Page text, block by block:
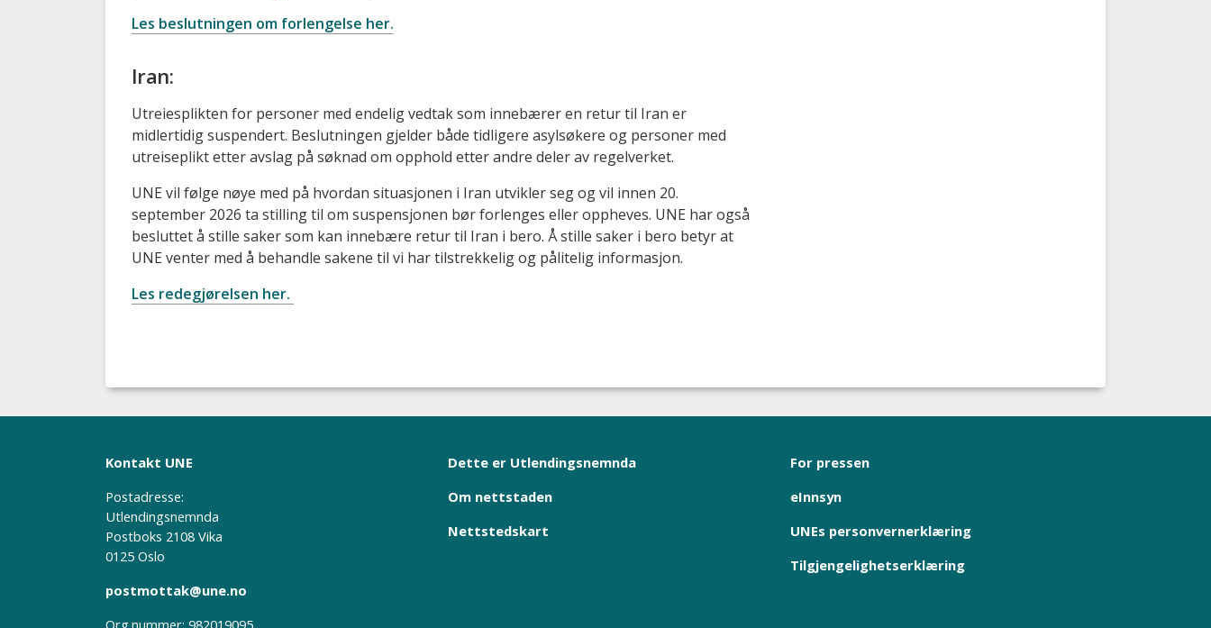
Les beslutningen om forlengelse her.
Iran:
Utreiesplikten for personer med endelig vedtak som innebærer en retur til Iran er
midlertidig suspendert. Beslutningen gjelder både tidligere asylsøkere og personer med
utreiseplikt etter avslag på søknad om opphold etter andre deler av regelverket.
UNE vil følge nøye med på hvordan situasjonen i Iran utvikler seg og vil innen 20.
september 2026 ta stilling til om suspensjonen bør forlenges eller oppheves. UNE har også
besluttet å stille saker som kan innebære retur til Iran i bero. Å stille saker i bero betyr at
UNE venter med å behandle sakene til vi har tilstrekkelig og pålitelig informasjon.
Les redegjørelsen her.
Kontakt UNE
Postadresse:
Utlendingsnemnda
Postboks 2108 Vika
0125 Oslo
postmottak@une.no
Dette er Utlendingsnemnda
Om nettstaden
Nettstedskart
For pressen
eInnsyn
UNEs personvernerklæring
Tilgjengelighetserklæring